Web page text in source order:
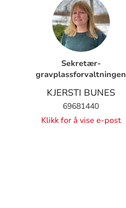
Sekretær-
gravplassforvaltningen
KJERSTI BUNES
69681440
Klikk for å vise e-post